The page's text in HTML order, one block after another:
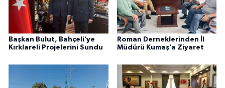
Başkan Bulut, Bahçeli’ye
Kırklareli Projelerini Sundu
Roman Derneklerinden İl
Müdürü Kumaş’a Ziyaret